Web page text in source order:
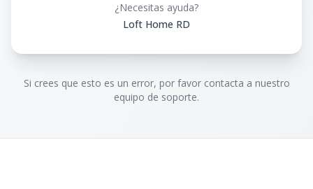
¿Necesitas ayuda?
Loft Home RD
Si crees que esto es un error, por favor contacta a nuestro
equipo de soporte.